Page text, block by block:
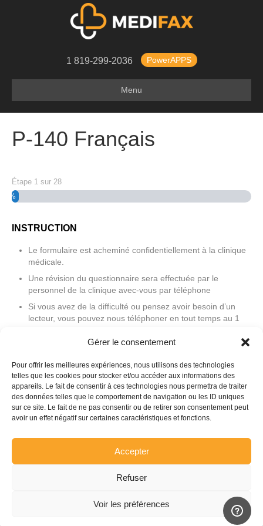
Gérer le consentement
Pour offrir les meilleures expériences, nous utilisons des technologies
telles que les cookies pour stocker et/ou accéder aux informations des
appareils. Le fait de consentir à ces technologies nous permettra de traiter
des données telles que le comportement de navigation ou les ID uniques
sur ce site. Le fait de ne pas consentir ou de retirer son consentement peut
avoir un effet négatif sur certaines caractéristiques et fonctions.
Accepter
Refuser
Voir les préférences
1 819-299-2036 PowerAPPS
Menu
P-140 Français
Étape 1 sur 28
3%
INSTRUCTION
Le formulaire est acheminé confidentiellement à la clinique
médicale.
Une révision du questionnaire sera effectuée par le
personnel de la clinique avec-vous par téléphone
Si vous avez de la difficulté ou pensez avoir besoin d’un
lecteur, vous pouvez nous téléphoner en tout temps au 1
Le mot de passe *